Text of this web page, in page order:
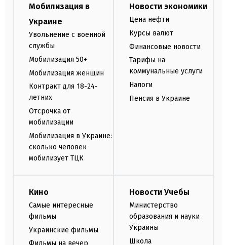
Мобилизация в
Украине
Увольнение с военной
службы
Мобилизация 50+
Мобилизация женщин
Контракт для 18-24-
летних
Отсрочка от
мобилизации
Мобилизация в Украине:
сколько человек
мобилизует ТЦК
Новости экономики
Цена нефти
Курсы валют
Финансовые новости
Тарифы на
коммунальные услуги
Налоги
Пенсия в Украине
Кино
Самые интересные
фильмы
Украинские фильмы
Новости Учебы
Министерство
образования и науки
Украины
Школа